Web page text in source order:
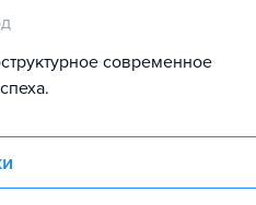
современное